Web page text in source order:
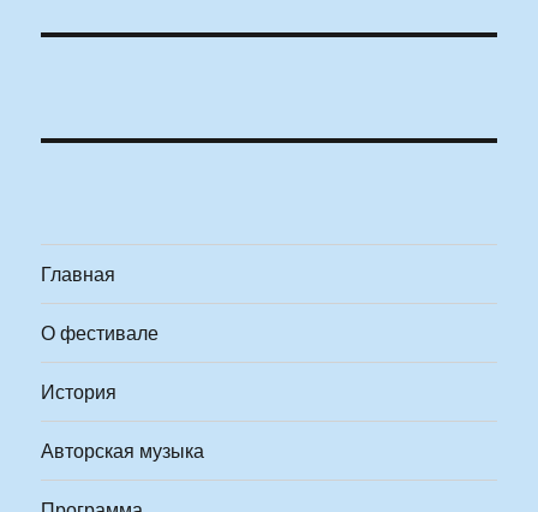
Главная
О фестивале
История
Авторская музыка